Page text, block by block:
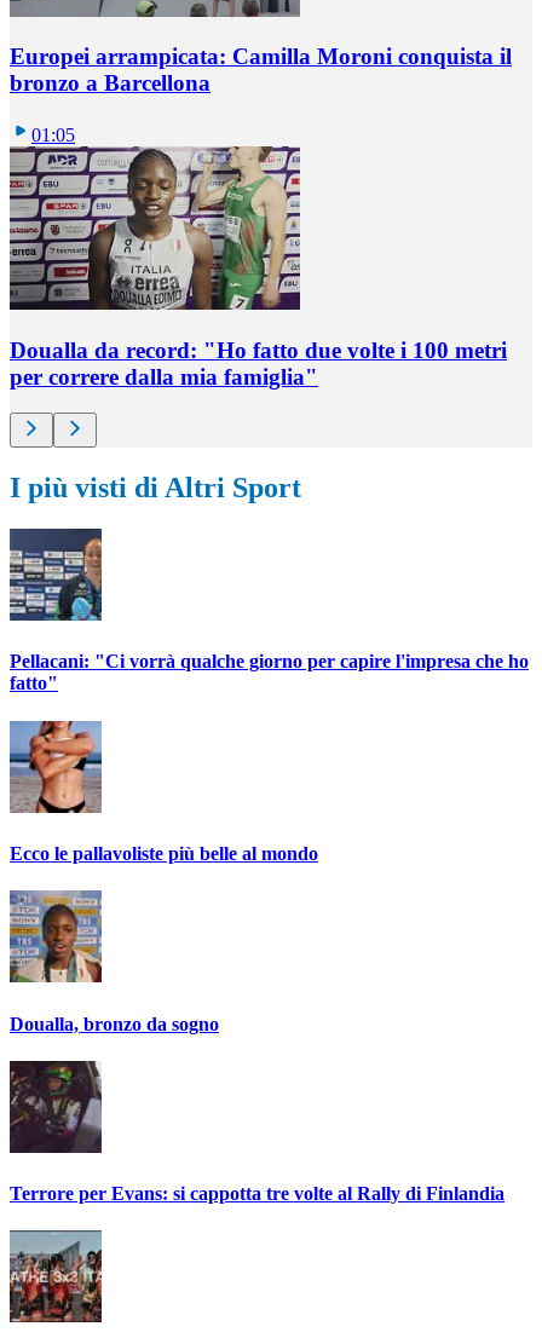
Europei arrampicata: Camilla Moroni conquista il
bronzo a Barcellona
01:05
Doualla da record: "Ho fatto due volte i 100 metri
per correre dalla mia famiglia"
I più visti di Altri Sport
Pellacani: "Ci vorrà qualche giorno per capire l'impresa che ho
fatto"
Ecco le pallavoliste più belle al mondo
Doualla, bronzo da sogno
Terrore per Evans: si cappotta tre volte al Rally di Finlandia